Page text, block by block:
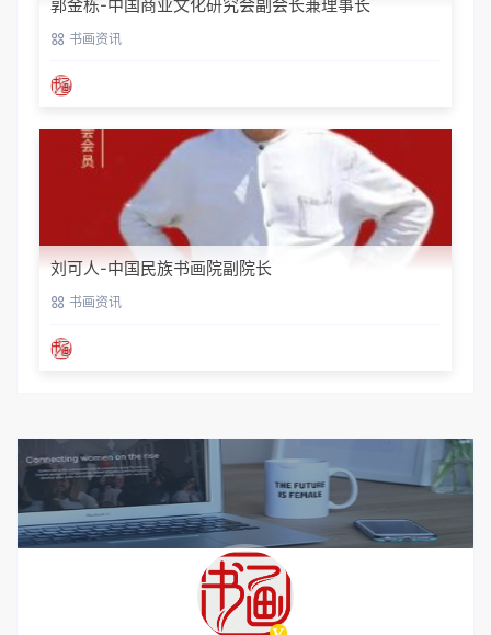
郭金栋-中国商业文化研究会副会长兼理事长
书画资讯
刘可人-中国民族书画院副院长
书画资讯